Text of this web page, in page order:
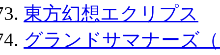
東方幻想エクリプス
グランドサマナーズ